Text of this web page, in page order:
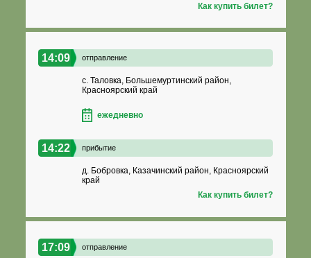
Как купить билет?
14:09 отправление
с. Таловка, Большемуртинский район,
Красноярский край
ежедневно
14:22 прибытие
д. Бобровка, Казачинский район, Красноярский
край
Как купить билет?
17:09 отправление